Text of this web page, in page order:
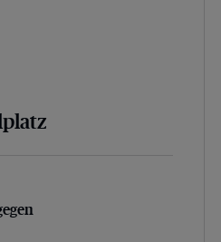
Vollstreckungsbeamte